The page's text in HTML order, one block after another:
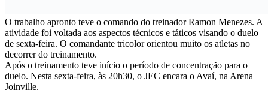
O trabalho apronto teve o comando do treinador Ramon Menezes. A
atividade foi voltada aos aspectos técnicos e táticos visando o duelo
de sexta-feira. O comandante tricolor orientou muito os atletas no
decorrer do treinamento.
Após o treinamento teve início o período de concentração para o
duelo. Nesta sexta-feira, às 20h30, o JEC encara o Avaí, na Arena
Joinville.